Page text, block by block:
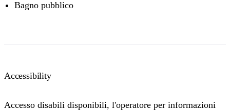
Bagno pubblico
Accessibility
Accesso disabili disponibili, l'operatore per informazioni